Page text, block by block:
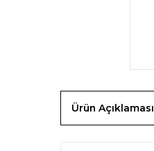
Ürün Açıklaması